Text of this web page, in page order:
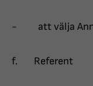
- att välja Ann
f. Referent